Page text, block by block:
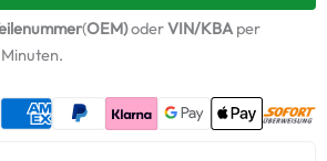
(OEM)oderVIN/KBAper